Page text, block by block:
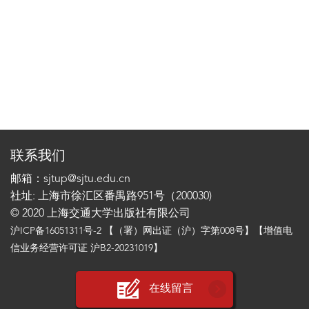
联系我们
邮箱：sjtup@sjtu.edu.cn
社址: 上海市徐汇区番禺路951号（200030)
© 2020 上海交通大学出版社有限公司
沪ICP备16051311号-2 【（署）网出证（沪）字第008号】【增值电
信业务经营许可证 沪B2-20231019】
在线留言